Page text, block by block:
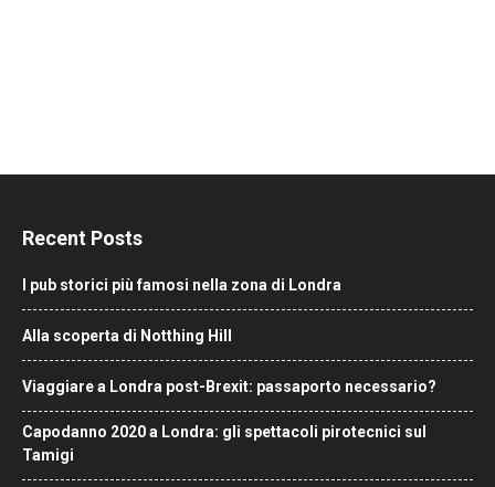
Recent Posts
I pub storici più famosi nella zona di Londra
Alla scoperta di Notthing Hill
Viaggiare a Londra post-Brexit: passaporto necessario?
Capodanno 2020 a Londra: gli spettacoli pirotecnici sul
Tamigi